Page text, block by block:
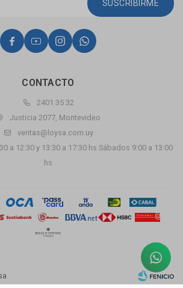
CONTACTO
2401 35 32
Justicia 2077, Montevideo
ventas@loysa.com.uy
a 12:30 y 13:30 a 17:30 hs Sábados 9:00 a 13:00
hs
SUSCRIBIRME
   